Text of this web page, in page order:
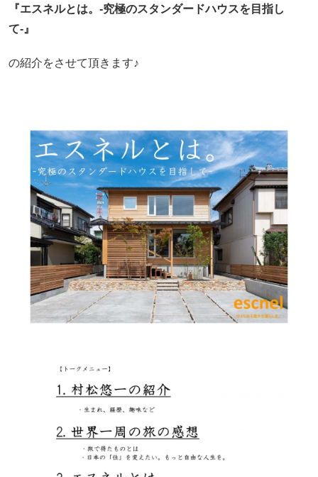
『エスネルとは。-究極のスタンダードハウスを目指し
て-』
の紹介をさせて頂きます♪